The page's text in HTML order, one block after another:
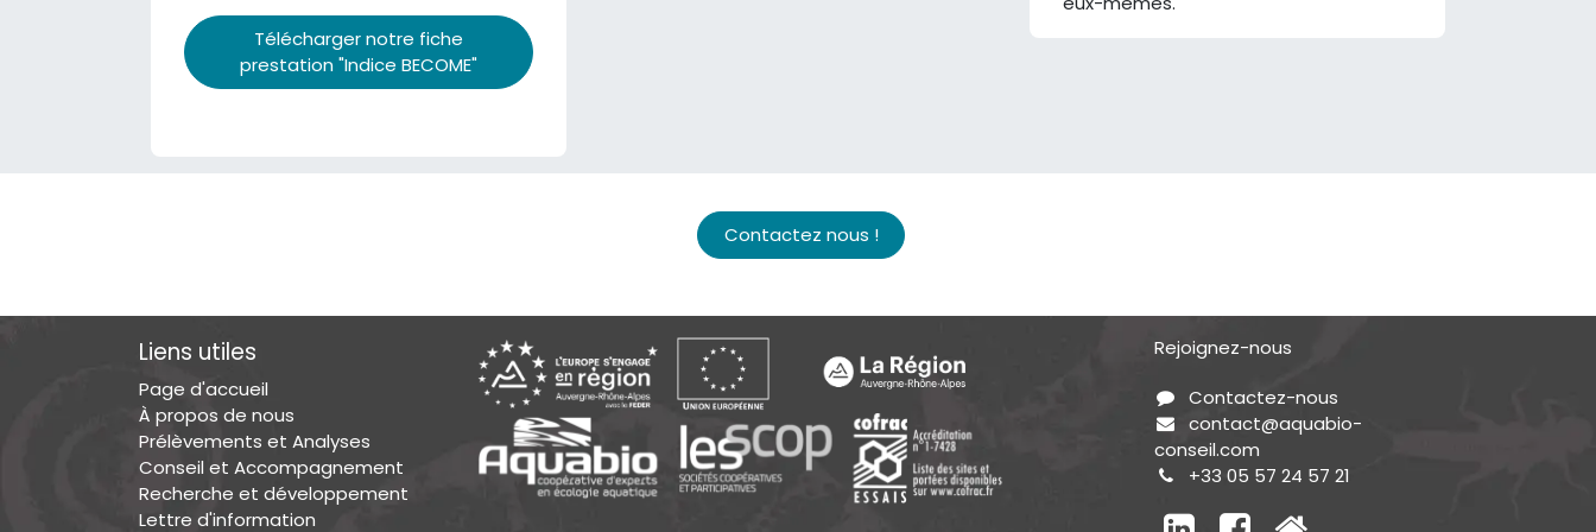
Télécharger notre fiche
prestation "Indice BECOME"
Contactez nous !
Liens utiles
Page d'accueil
À propos de nous
Prélèvements et Analyses
Conseil et Accompagnement
Recherche et développement
Lettre d'information
Rejoignez-nous
Contactez-nous
contact@aquabio-
conseil.com
+33 05 57 24 57 21